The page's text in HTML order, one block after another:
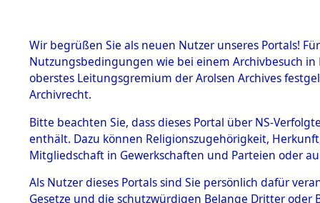
BESTÄNDE
1.
mente
UNRRA
Wir begrüßen Sie als neuen Nutzer unseres Portals!
Nutzungsbedingungen wie bei einem Archivbesuch
oberstes Leitungsgremium der Arolsen Archives
Archivrecht.
Bitte beachten Sie, dass dieses Portal über NS-
enthält. Dazu können Religionszugehörigkeit,
Mitgliedschaft in Gewerkschaften und Parteien oder
Als Nutzer dieses Portals sind Sie persönlich dafür
Gesetze und die schutzwürdigen Belange Dritter